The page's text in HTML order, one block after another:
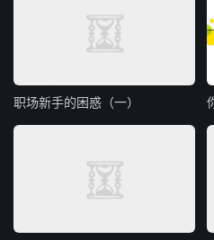
职场新手的困惑（一）